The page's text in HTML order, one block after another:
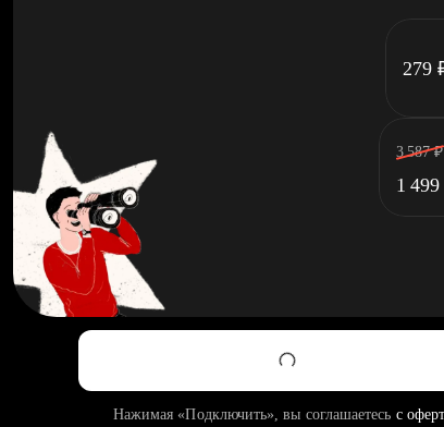
279
3 587 ₽
1 499
Нажимая «Подключить», вы соглашаетесь с